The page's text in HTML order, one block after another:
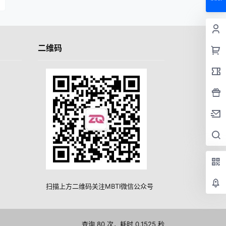
二维码
扫描上方二维码关注MBTI微信公众号
查询 80 次，耗时 0.1525 秒